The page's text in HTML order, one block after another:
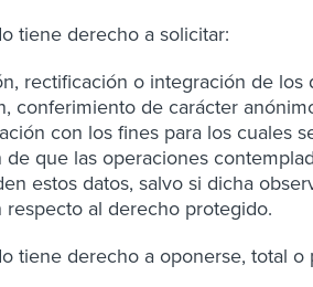
tiene derecho a solicitar:
o integración de los
de carácter anónimo
con los fines para los cuales
las operaciones
estos datos, salvo si dicha
al derecho protegido.
tiene derecho a oponerse, total o